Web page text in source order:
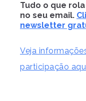
Tudo o que
no seu email.
newsletter
Veja
participação